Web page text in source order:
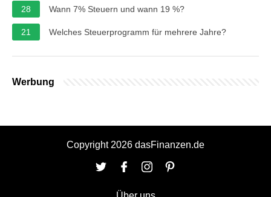
28 Wann 7% Steuern und wann 19 %?
21 Welches Steuerprogramm für mehrere Jahre?
Werbung
Copyright 2026 dasFinanzen.de